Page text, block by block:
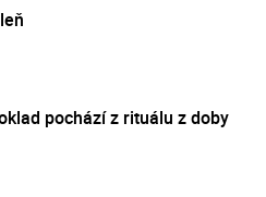
pochází z rituálu z doby